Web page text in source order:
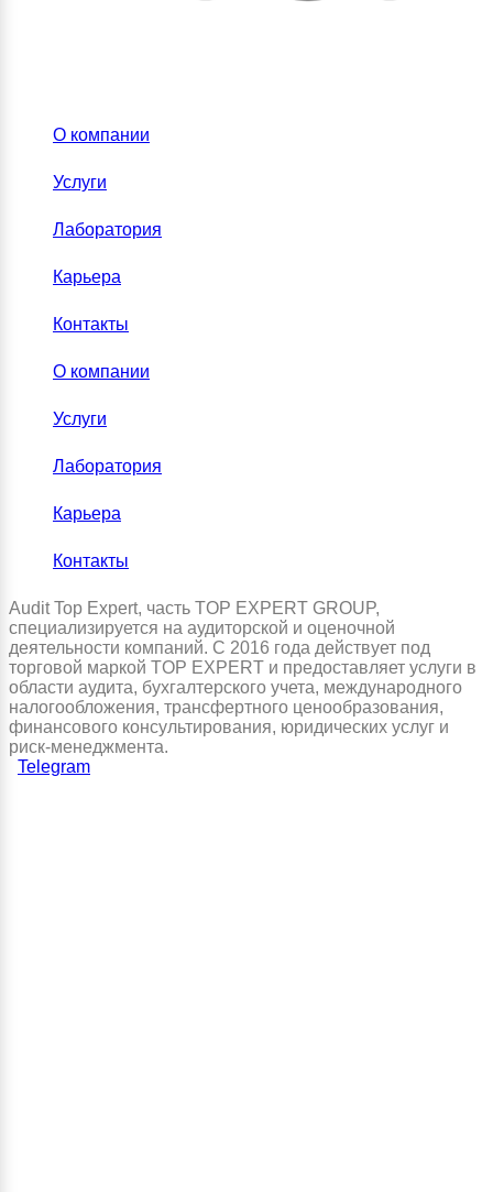
О компании
Услуги
Лаборатория
Карьера
Контакты
О компании
Услуги
Лаборатория
Карьера
Контакты
Audit Top Expert, часть TOP EXPERT GROUP,
специализируется на аудиторской и оценочной
деятельности компаний. С 2016 года действует под
торговой маркой TOP EXPERT и предоставляет услуги в
области аудита, бухгалтерского учета, международного
налогообложения, трансфертного ценообразования,
финансового консультирования, юридических услуг и
риск-менеджмента.
Telegram